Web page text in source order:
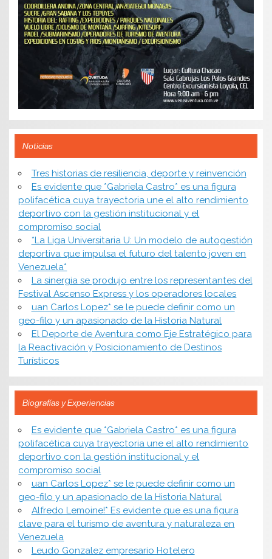
Noticias
​Tres historias de resiliencia, deporte y reinvención
Es evidente que *Gabriela Castro* es una figura
polifacética cuya trayectoria une el alto rendimiento
deportivo con la gestión institucional y el
compromiso social
*​La Liga Universitaria U: Un modelo de autogestión
deportiva que impulsa el futuro del talento joven en
Venezuela*
La sinergia se produjo entre los representantes del
Festival Ascenso Express y los operadores locales
uan Carlos Lopez* se le puede definir como un
geo-filo y un apasionado de la Historia Natural
El Deporte de Aventura como Eje Estratégico para
la Reactivación y Posicionamiento de Destinos
Turísticos
Biografías y Experiencias
Es evidente que *Gabriela Castro* es una figura
polifacética cuya trayectoria une el alto rendimiento
deportivo con la gestión institucional y el
compromiso social
uan Carlos Lopez* se le puede definir como un
geo-filo y un apasionado de la Historia Natural
Alfredo Lemoine!* Es evidente que es una figura
clave para el turismo de aventura y naturaleza en
Venezuela
Leudo Gonzalez empresario Hotelero